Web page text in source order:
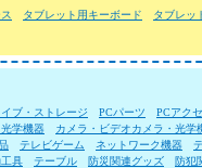
タブレット用キーボード
タブレッ
ブ・ストレージ PCパーツ
PCアク
学機器
カメラ・ビデオカメラ・光学
テレビゲーム ネットワーク機器
具 テーブル 防災関連グッズ
防犯